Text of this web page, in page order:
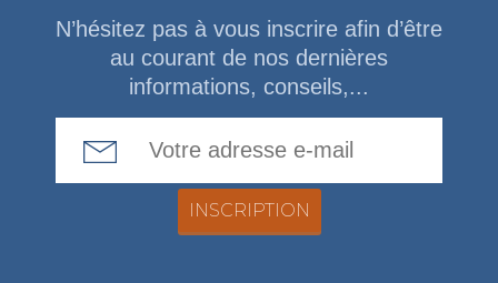
N’hésitez pas à vous inscrire afin d’être
au courant de nos dernières
informations, conseils,...